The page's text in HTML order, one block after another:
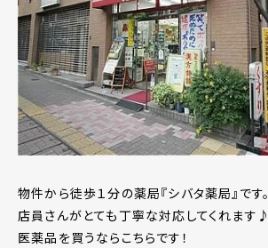
物件から徒歩１分の薬局『シバタ薬局』です。
店員さんがとても丁寧な対応してくれます♪
医薬品を買うならこちらです！